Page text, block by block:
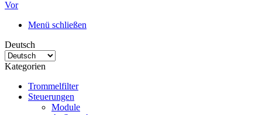
Vor
Menü schließen
Deutsch
Kategorien
Trommelfilter
Steuerungen
Module